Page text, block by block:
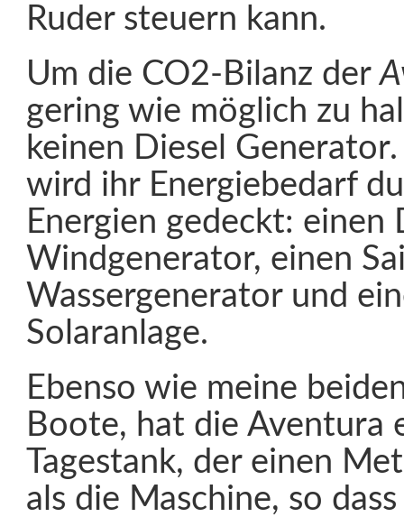
Ruder steuern kann.
Um die CO2-Bilanz der
gering wie möglich zu
keinen Diesel
wird ihr Energiebedarf
Energien gedeckt: einen
Windgenerator, einen
Wassergenerator und
Solaranlage.
Ebenso wie meine
Boote, hat die Aventura
Tagestank, der einen
als die Maschine, so